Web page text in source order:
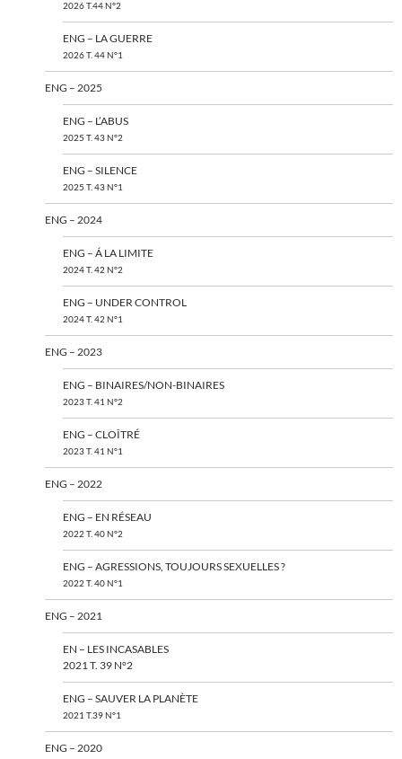
2026 T.44 N°2
ENG – LA GUERRE
2026 T. 44 N°1
ENG – 2025
ENG – L’ABUS
2025 T. 43 N°2
ENG – SILENCE
2025 T. 43 N°1
ENG – 2024
ENG – Á LA LIMITE
2024 T. 42 N°2
ENG – UNDER CONTROL
2024 T. 42 N°1
ENG – 2023
ENG – BINAIRES/NON-BINAIRES
2023 T. 41 N°2
ENG – CLOÎTRÉ
2023 T. 41 N°1
ENG – 2022
ENG – EN RÉSEAU
2022 T. 40 N°2
ENG – AGRESSIONS, TOUJOURS SEXUELLES ?
2022 T. 40 N°1
ENG – 2021
EN – LES INCASABLES
2021 T. 39 N°2
ENG – SAUVER LA PLANÈTE
2021 T.39 N°1
ENG – 2020